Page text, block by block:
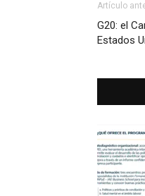
Artículo
G20: el
Estados